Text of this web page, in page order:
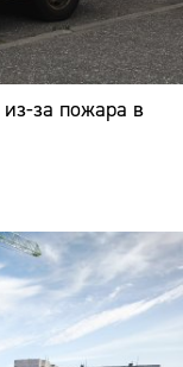
из-за пожара в